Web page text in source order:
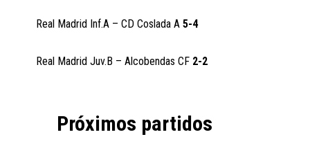
Real Madrid Inf.A – CD Coslada A5-4
Real Madrid Juv.B – Alcobendas CF 2-2
Próximos partidos